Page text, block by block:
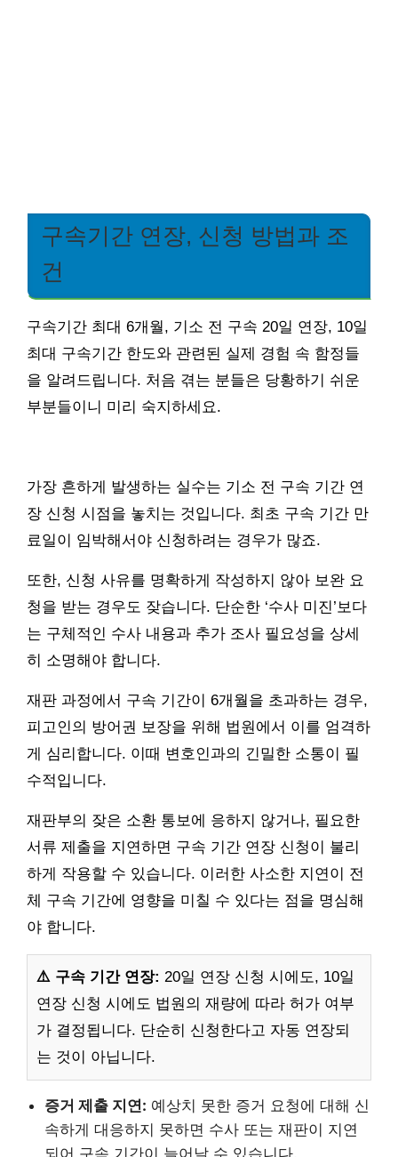
구속기간 연장, 신청 방법과 조
건
구속기간 최대 6개월, 기소 전 구속 20일 연장, 10일
최대 구속기간 한도와 관련된 실제 경험 속 함정들
을 알려드립니다. 처음 겪는 분들은 당황하기 쉬운
부분들이니 미리 숙지하세요.
가장 흔하게 발생하는 실수는 기소 전 구속 기간 연
장 신청 시점을 놓치는 것입니다. 최초 구속 기간 만
료일이 임박해서야 신청하려는 경우가 많죠.
또한, 신청 사유를 명확하게 작성하지 않아 보완 요
청을 받는 경우도 잦습니다. 단순한 ‘수사 미진’보다
는 구체적인 수사 내용과 추가 조사 필요성을 상세
히 소명해야 합니다.
재판 과정에서 구속 기간이 6개월을 초과하는 경우,
피고인의 방어권 보장을 위해 법원에서 이를 엄격하
게 심리합니다. 이때 변호인과의 긴밀한 소통이 필
수적입니다.
재판부의 잦은 소환 통보에 응하지 않거나, 필요한
서류 제출을 지연하면 구속 기간 연장 신청이 불리
하게 작용할 수 있습니다. 이러한 사소한 지연이 전
체 구속 기간에 영향을 미칠 수 있다는 점을 명심해
야 합니다.
⚠️ 구속 기간 연장: 20일 연장 신청 시에도, 10일
연장 신청 시에도 법원의 재량에 따라 허가 여부
가 결정됩니다. 단순히 신청한다고 자동 연장되
는 것이 아닙니다.
증거 제출 지연: 예상치 못한 증거 요청에 대해 신
속하게 대응하지 못하면 수사 또는 재판이 지연
되어 구속 기간이 늘어날 수 있습니다.